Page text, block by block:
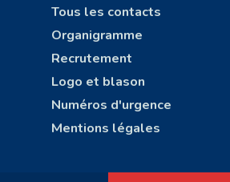
Tous les contacts
Organigramme
Recrutement
Logo et blason
Numéros d'urgence
Mentions légales